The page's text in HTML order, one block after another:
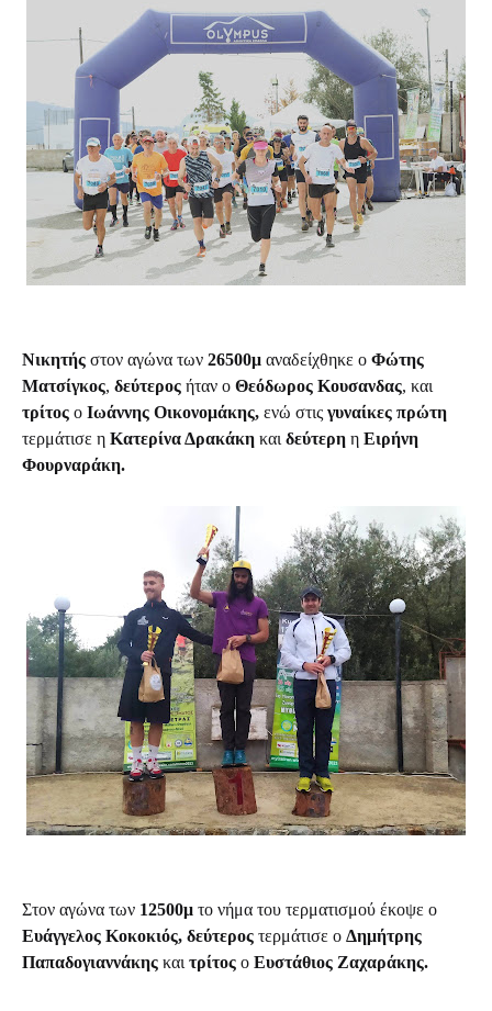
Νικητής στον αγώνα των 26500μ αναδείχθηκε ο Φώτης
Ματσίγκος, δεύτερος ήταν ο Θεόδωρος Κουσανδας, και
τρίτος ο Ιωάννης Οικονομάκης, ενώ στις γυναίκες πρώτη
τερμάτισε η Κατερίνα Δρακάκη και δεύτερη η Ειρήνη
Φουρναράκη.
Στον αγώνα των 12500μ το νήμα του τερματισμού έκοψε ο
Ευάγγελος Κοκοκιός, δεύτερος τερμάτισε ο Δημήτρης
Παπαδογιαννάκης και τρίτος ο Ευστάθιος Ζαχαράκης.